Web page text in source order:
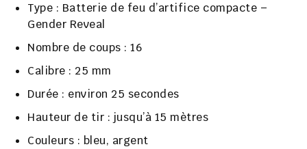
Type : Batterie de feu d’artifice compacte –
Gender Reveal
Nombre de coups : 16
Calibre : 25 mm
Durée : environ 25 secondes
Hauteur de tir : jusqu’à 15 mètres
Couleurs : bleu, argent